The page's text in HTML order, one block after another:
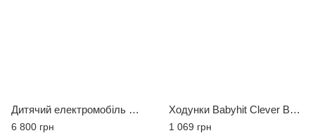
Дитячий електромобіль Mini Білий
6 800 грн
Ходунки Babyhit Clever Beige
1 069 грн